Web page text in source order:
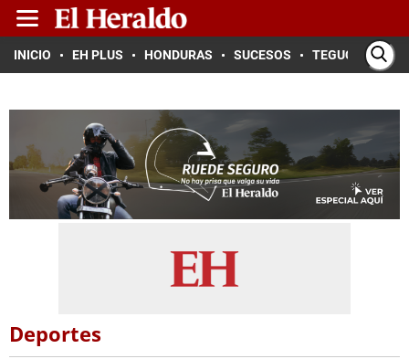
INICIO EH PLUS HONDURAS SUCESOS TEGUCIGALPA
Deportes